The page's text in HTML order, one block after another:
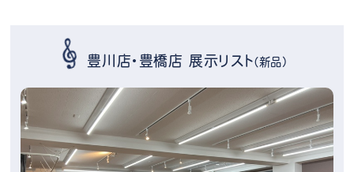
豊川店・豊橋店 展示リスト（新品）